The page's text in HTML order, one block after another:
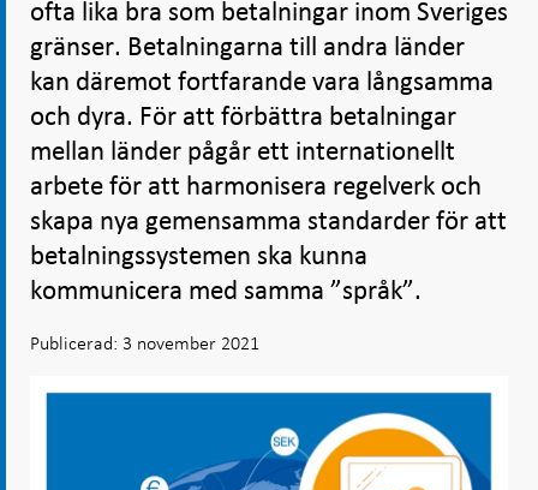
ofta lika bra som betalningar inom Sveriges
gränser. Betalningarna till andra länder
kan däremot fortfarande vara långsamma
och dyra. För att förbättra betalningar
mellan länder pågår ett internationellt
arbete för att harmonisera regelverk och
skapa nya gemensamma standarder för att
betalningssystemen ska kunna
kommunicera med samma ”språk”.
Publicerad: 3 november 2021